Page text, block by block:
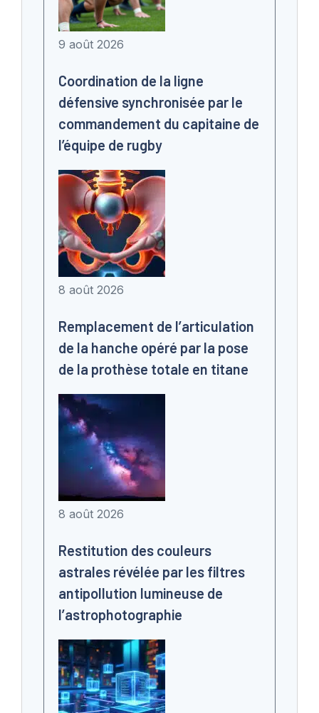
9 août 2026
Coordination de la ligne
défensive synchronisée par le
commandement du capitaine de
l’équipe de rugby
8 août 2026
Remplacement de l’articulation
de la hanche opéré par la pose
de la prothèse totale en titane
8 août 2026
Restitution des couleurs
astrales révélée par les filtres
antipollution lumineuse de
l’astrophotographie